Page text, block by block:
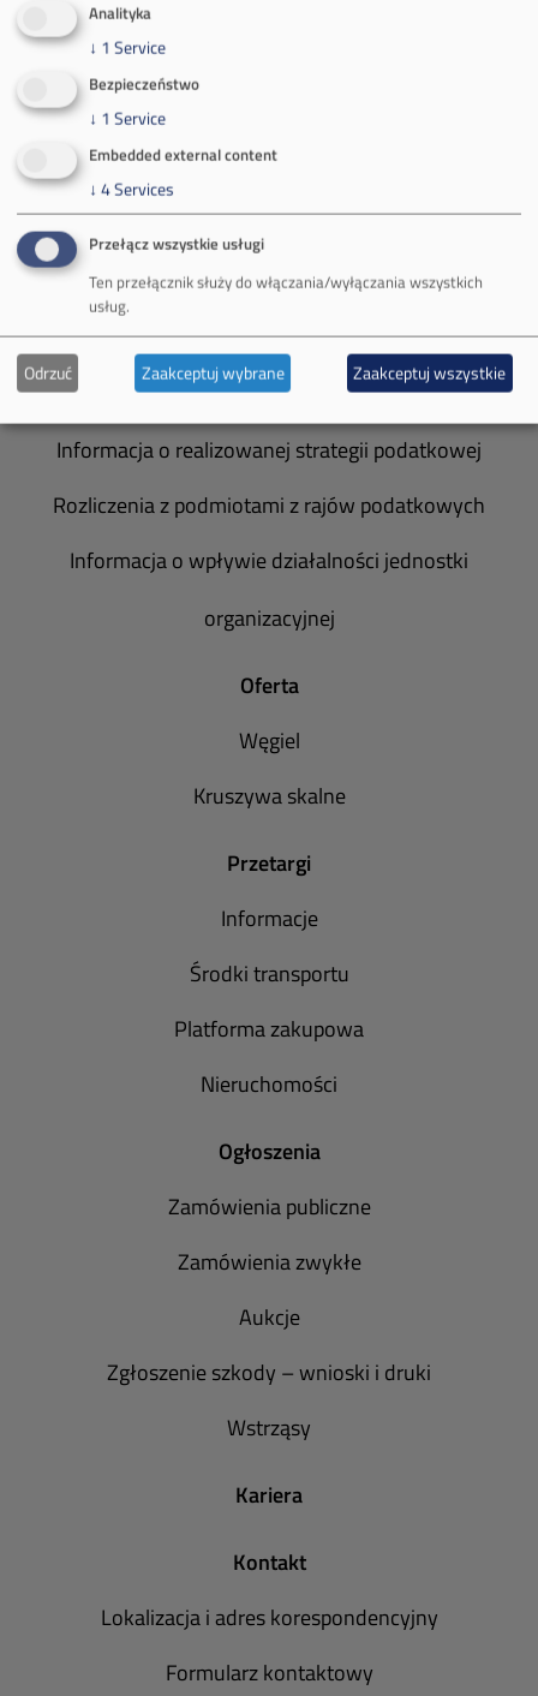
Zakład Górniczy Janina
Zakład Górniczy Sobieski
Galeria zdjęć
Informacja o realizowanej strategii podatkowej
Rozliczenia z podmiotami z rajów podatkowych
Informacja o wpływie działalności jednostki
organizacyjnej
Oferta
Węgiel
Kruszywa skalne
Przetargi
Informacje
Środki transportu
Platforma zakupowa
Nieruchomości
Ogłoszenia
Zamówienia publiczne
Zamówienia zwykłe
Aukcje
Zgłoszenie szkody – wnioski i druki
Wstrząsy
Kariera
Kontakt
Lokalizacja i adres korespondencyjny
Formularz kontaktowy
Analityka
↓ 1 Service
Bezpieczeństwo
↓ 1 Service
Embedded external content
↓ 4Services
Przełącz wszystkie usługi
Ten przełącznik służy do włączania/wyłączania wszystkich
usług.
Odrzuć Zaakceptuj wybrane Zaakceptuj wszystkie